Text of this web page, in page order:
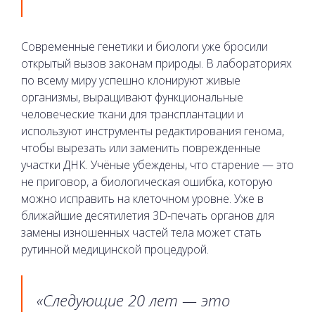
Современные генетики и биологи уже бросили
открытый вызов законам природы. В лабораториях
по всему миру успешно клонируют живые
организмы, выращивают функциональные
человеческие ткани для трансплантации и
используют инструменты редактирования генома,
чтобы вырезать или заменить поврежденные
участки ДНК. Учёные убеждены, что старение — это
не приговор, а биологическая ошибка, которую
можно исправить на клеточном уровне. Уже в
ближайшие десятилетия 3D-печать органов для
замены изношенных частей тела может стать
рутинной медицинской процедурой.
«Следующие 20 лет — это